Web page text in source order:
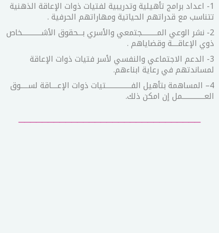
1- اعداد برامج تأهيلية وتدريبية لفتيات ذوات الإعاقة الذهنية
تتناسب مع قدراتهم الحياتية ومهاراتهم الحرفية .
2- نشر الوعي المــــــــــجتمعي والأسري بـــحقوق الأشـــــــــــــخاص
ذوي الإعاقــــة وقضاياهم .
3- الدعم الاجتماعي والنفسي لأسر فتيات ذوات الإعاقة
لمساندتهم في رعاية ابناءهم.
4– المساهمة بتأهيل الفـــــــــــــــــتيات ذوات الإعــــاقة لســـــوق
العـــــــــــــــمل إن امكن ذلك.